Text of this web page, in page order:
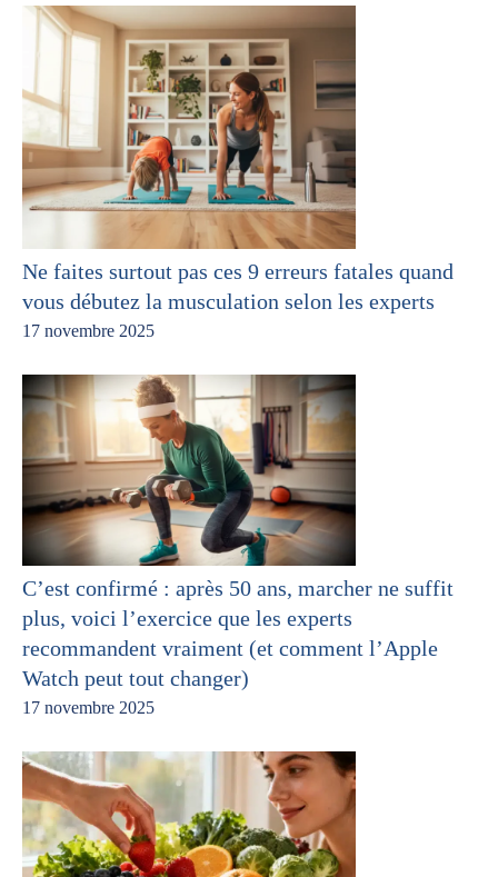
Ne faites surtout pas ces 9 erreurs fatales quand
vous débutez la musculation selon les experts
17 novembre 2025
C’est confirmé : après 50 ans, marcher ne suffit
plus, voici l’exercice que les experts
recommandent vraiment (et comment l’Apple
Watch peut tout changer)
17 novembre 2025